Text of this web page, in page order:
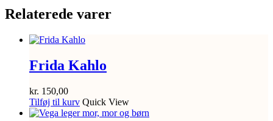
Relaterede varer
Frida Kahlo
kr. 150,00
Tilføj til kurv Quick View